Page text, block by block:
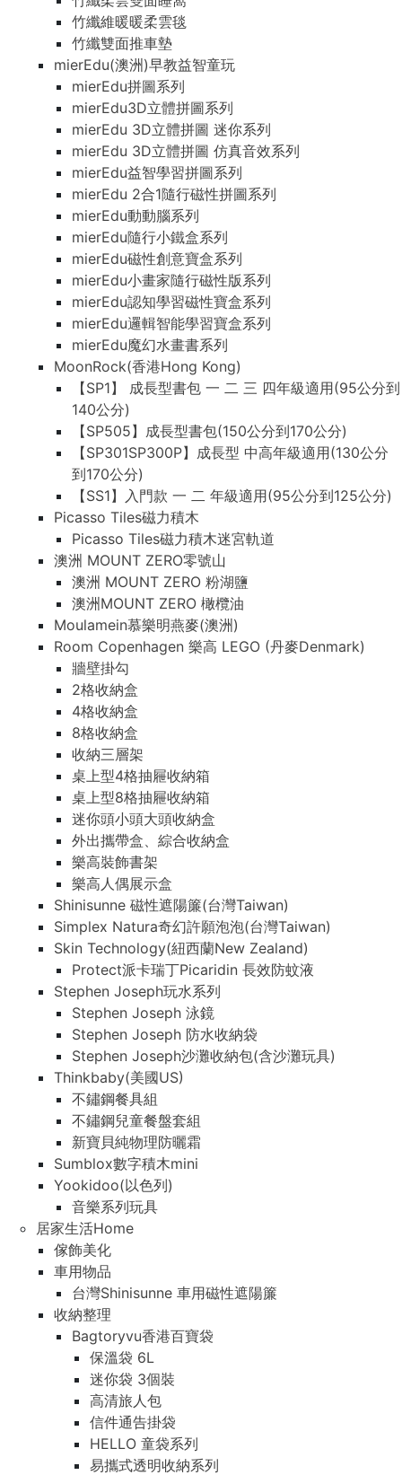
竹纖維暖暖柔雲毯
竹纖雙面推車墊
mierEdu(澳洲)早教益智童玩
mierEdu拼圖系列
mierEdu3D立體拼圖系列
mierEdu 3D立體拼圖 迷你系列
mierEdu 3D立體拼圖 仿真音效系列
mierEdu益智學習拼圖系列
mierEdu 2合1隨行磁性拼圖系列
mierEdu動動腦系列
mierEdu隨行小鐵盒系列
mierEdu磁性創意寶盒系列
mierEdu小畫家隨行磁性版系列
mierEdu認知學習磁性寶盒系列
mierEdu邏輯智能學習寶盒系列
mierEdu魔幻水畫書系列
MoonRock(香港Hong Kong)
【SP1】 成長型書包 一 二 三 四年級適用(95公分到
140公分)
【SP505】成長型書包(150公分到170公分)
【SP301SP300P】成長型 中高年級適用(130公分
到170公分)
【SS1】入門款 一 二 年級適用(95公分到125公分)
Picasso Tiles磁力積木
Picasso Tiles磁力積木迷宮軌道
澳洲 MOUNT ZERO零號山
澳洲 MOUNT ZERO 粉湖鹽
澳洲MOUNT ZERO 橄欖油
Moulamein慕樂明燕麥(澳洲)
Room Copenhagen 樂高 LEGO (丹麥Denmark)
牆壁掛勾
2格收納盒
4格收納盒
8格收納盒
收納三層架
桌上型4格抽屜收納箱
桌上型8格抽屜收納箱
迷你頭小頭大頭收納盒
外出攜帶盒、綜合收納盒
樂高裝飾書架
樂高人偶展示盒
Shinisunne 磁性遮陽簾(台灣Taiwan)
Simplex Natura奇幻許願泡泡(台灣Taiwan)
Skin Technology(紐西蘭New Zealand)
Protect派卡瑞丁Picaridin 長效防蚊液
Stephen Joseph玩水系列
Stephen Joseph 泳鏡
Stephen Joseph 防水收納袋
Stephen Joseph沙灘收納包(含沙灘玩具)
Thinkbaby(美國US)
不鏽鋼餐具組
不鏽鋼兒童餐盤套組
新寶貝純物理防曬霜
Sumblox數字積木mini
Yookidoo(以色列)
音樂系列玩具
居家生活Home
傢飾美化
車用物品
台灣Shinisunne 車用磁性遮陽簾
收納整理
Bagtoryvu香港百寶袋
保溫袋 6L
迷你袋 3個裝
高清旅人包
信件通告掛袋
HELLO 童袋系列
易攜式透明收納系列